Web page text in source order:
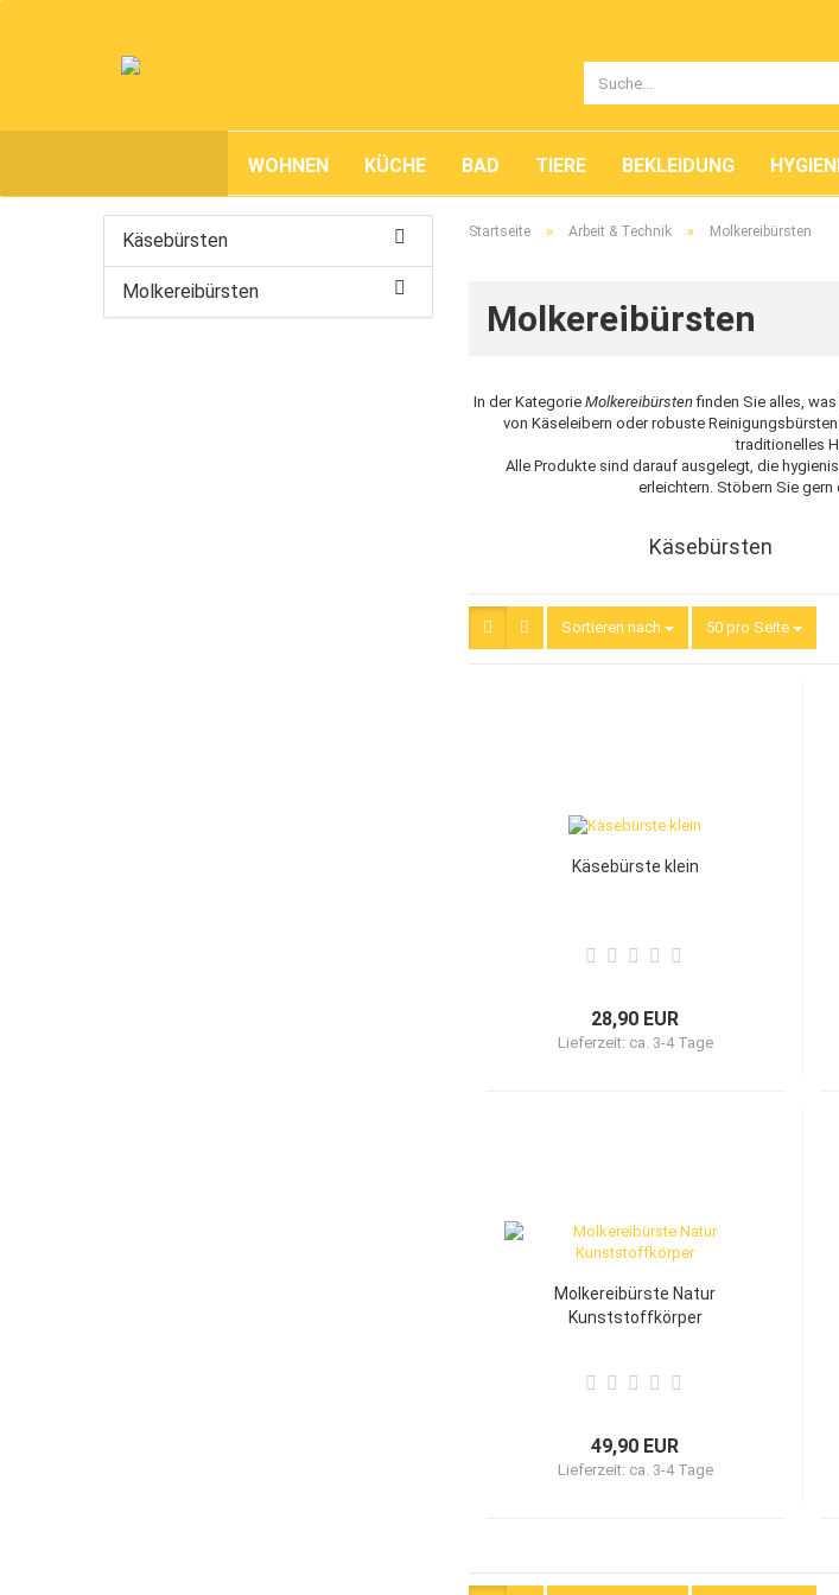
WOHNEN KÜCHE BAD TIERE BEKLEIDUNG
Startseite » Arbeit & Technik » Molkereibürsten
Molkereibürsten
In der KategorieMolkereibürstenfinden Sie alles,
von Käseleibern oder robuste
traditionelles
Alle Produkte sind darauf ausgelegt, die
erleichtern. Stöbern Sie
Käsebürsten
Sortieren nach
Sortieren nach 50 pro Seite
pro Seite
Käsebürste klein
28,90 EUR
Lieferzeit: ca. 3-4 Tage
Molkereibürste Natur
Kunststoffkörper
49,90 EUR
Lieferzeit: ca. 3-4 Tage
Käsebürsten
Molkereibürsten